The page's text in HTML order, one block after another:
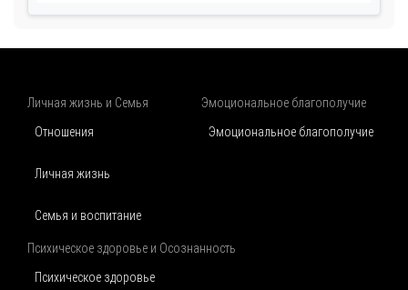
Личная жизнь и Семья
Отношения
Личная жизнь
Семья и воспитание
Эмоциональное благополучие
Эмоциональное благополучие
Психическое здоровье и Осознанность
Психическое здоровье